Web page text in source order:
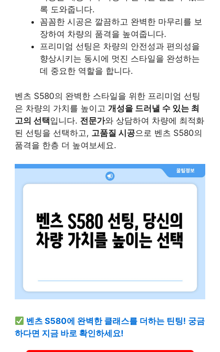
록 도와줍니다.
꼼꼼한 시공은 깔끔하고 완벽한 마무리를 보
장하여 차량의 품격을 높여줍니다.
프리미엄 선팅은 차량의 안전성과 편의성을
향상시키는 동시에 멋진 스타일을 완성하는
데 중요한 역할을 합니다.
벤츠 S580의 완벽한 스타일을 위한 프리미엄 선팅
은 차량의 가치를 높이고 개성을 드러낼 수 있는 최
고의 선택입니다. 전문가와 상담하여 차량에 최적화
된 선팅을 선택하고, 고품질 시공으로 벤츠 S580의
품격을 한층 더 높여보세요.
벤츠 S580에 완벽한 클래스를 더하는 틴팅! 궁금
하다면 지금 바로 확인하세요!